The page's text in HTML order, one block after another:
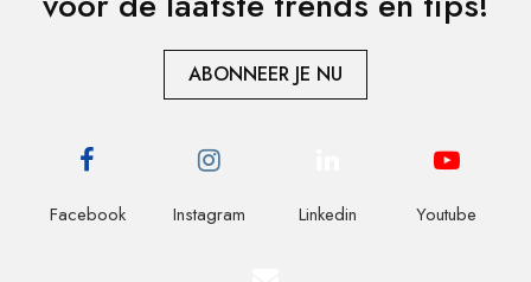
ABONNEER JE NU
Facebook Instagram Linkedin Youtube